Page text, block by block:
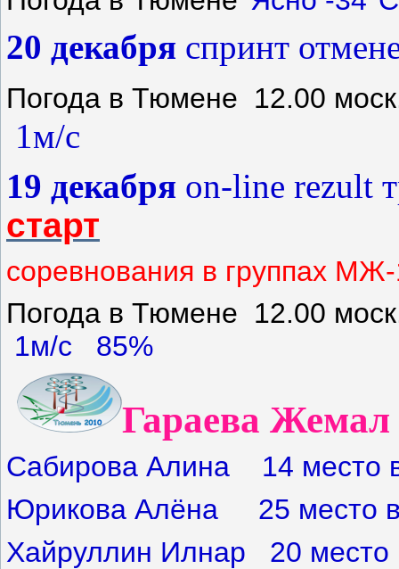
20 декабря спринт
Погода в Тюмене 12.00
1м/с
19 декабря on-line rezult
старт
cоревнования в группах МЖ
Погода в Тюмене 12.00
1м/с 85%
Гараева
Сабирова Алина 14 место
Юрикова Алёна
25 место
Хайруллин Илнар 20 место